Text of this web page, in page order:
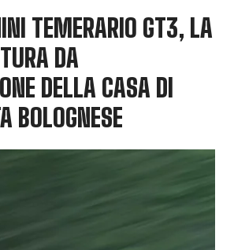
TEMERARIO GT3, LA
DA
DELLA CASA DI
BOLOGNESE